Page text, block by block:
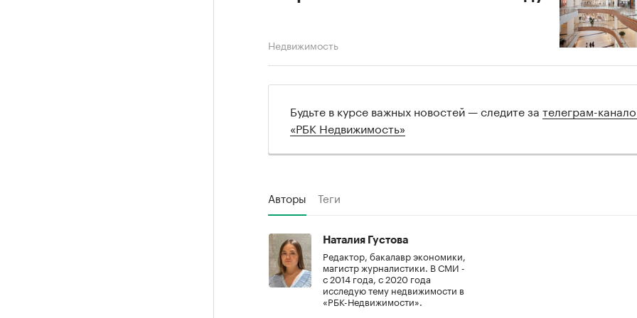
Недвижимость
Будьте в курсе важных новостей — следите за телеграм-
«РБК Недвижимость»
Авторы Теги
Наталия Густова
Редактор, бакалавр экономики,
магистр журналистики. В СМИ -
с 2014 года, с 2020 года
исследую тему недвижимости в
«РБК-Недвижимости».